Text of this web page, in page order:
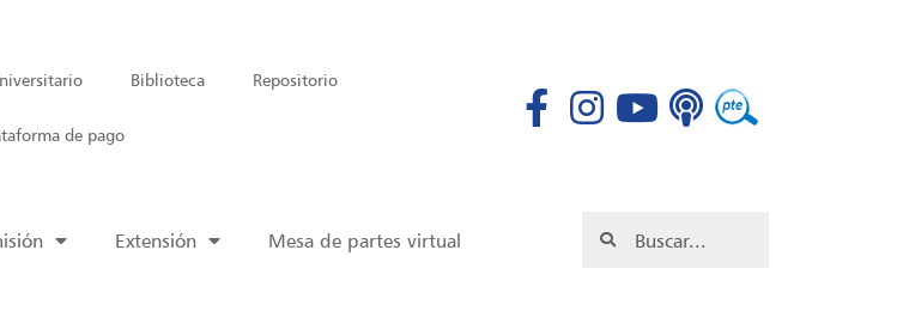
Biblioteca Repositorio
de pago
Extensión Mesa de partes virtual